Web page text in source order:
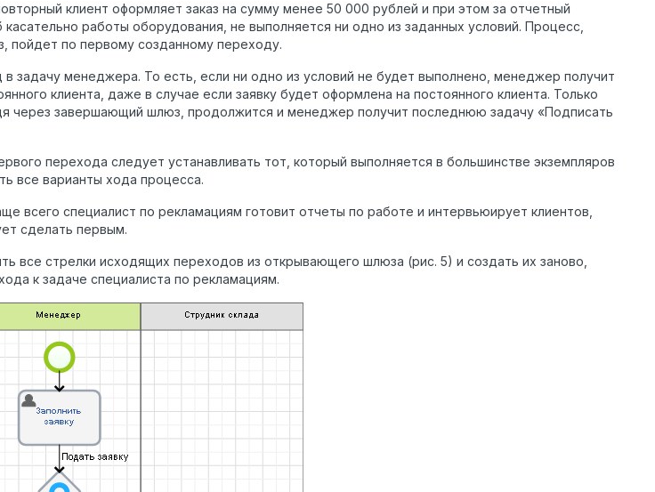
клиент оформляет заказ на сумму менее 50 000 рублей и при этом за отчетный
работы оборудования, не выполняется ни одно из заданных условий. Процесс,
пойдет по первому созданному переходу.
задачу менеджера. То есть, если ни одно из условий не будет выполнено, менеджер получит
клиента, даже в случае если заявку будет оформлена на постоянного клиента. Только
через завершающий шлюз, продолжится и менеджер получит последнюю задачу «Подписать
перехода следует устанавливать тот, который выполняется в большинстве экземпляров
все варианты хода процесса.
всего специалист по рекламациям готовит отчеты по работе и интервьюирует клиентов,
сделать первым.
все стрелки исходящих переходов из открывающего шлюза (рис. 5) и создать их заново,
к задаче специалиста по рекламациям.